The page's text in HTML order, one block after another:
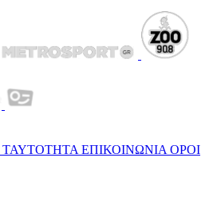
ΤΑΥΤΟΤΗΤΑ ΕΠΙΚΟΙΝΩΝΙΑ ΟΡΟΙ